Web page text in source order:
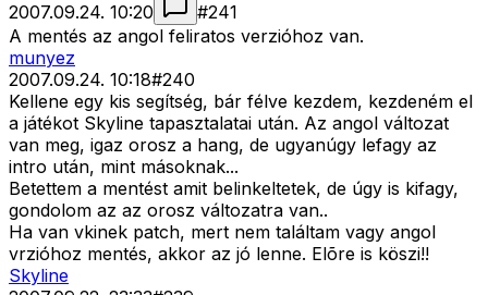
2007.09.24. 10:20 #241
A mentés az angol feliratos verzióhoz van.
munyez
2007.09.24. 10:18#240
Kellene egy kis segítség, bár félve kezdem, kezdeném el
a játékot Skyline tapasztalatai után. Az angol változat
van meg, igaz orosz a hang, de ugyanúgy lefagy az
intro után, mint másoknak...
Betettem a mentést amit belinkeltetek, de úgy is kifagy,
gondolom az az orosz változatra van..
Ha van vkinek patch, mert nem találtam vagy angol
vrzióhoz mentés, akkor az jó lenne. Elõre is köszi!!
Skyline